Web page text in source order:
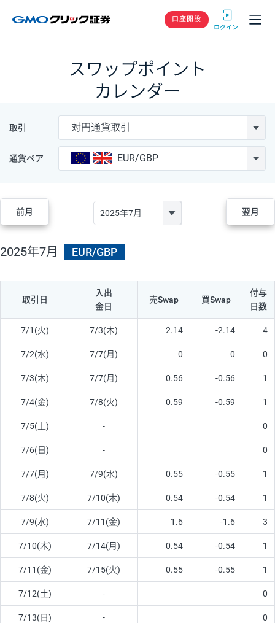
GMOクリック
口座開設
スワップポイント
カレンダー
取引 対円通貨取引
通貨ペア EUR/GBP
前月 翌月
2025年7月 EUR/GBP
取引日
入出
金日
売Swap 買Swap
付与
日数
7/1(火) 7/3(木) 2.14 -2.14 4
7/2(水) 7/7(月) 0 0 0
7/3(木) 7/7(月) 0.56 -0.56 1
7/4(金) 7/8(火) 0.59 -0.59 1
7/5(土) - 0
7/6(日) - 0
7/7(月) 7/9(水) 0.55 -0.55 1
7/8(火) 7/10(木) 0.54 -0.54 1
7/9(水) 7/11(金) 1.6 -1.6 3
7/10(木) 7/14(月) 0.54 -0.54 1
7/11(金) 7/15(火) 0.55 -0.55 1
7/12(土) - 0
7/13(日) - 0